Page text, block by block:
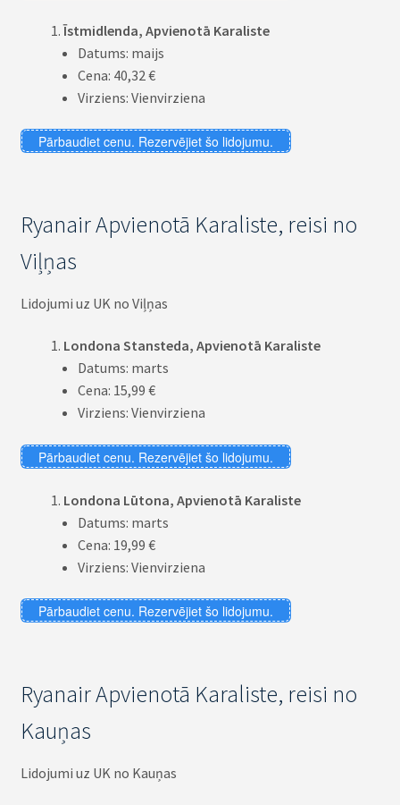
Īstmidlenda, Apvienotā Karaliste
Datums: maijs
Cena: 40,32 €
Virziens: Vienvirziena
Pārbaudiet cenu. Rezervējiet šo lidojumu.
Ryanair Apvienotā Karaliste, reisi no
Viļņas
Lidojumi uz UK no Viļņas
Londona Stansteda, Apvienotā Karaliste
Datums: marts
Cena: 15,99 €
Virziens: Vienvirziena
Pārbaudiet cenu. Rezervējiet šo lidojumu.
Londona Lūtona, Apvienotā Karaliste
Datums: marts
Cena: 19,99 €
Virziens: Vienvirziena
Pārbaudiet cenu. Rezervējiet šo lidojumu.
Ryanair Apvienotā Karaliste, reisi no
Kauņas
Lidojumi uz UK no Kauņas